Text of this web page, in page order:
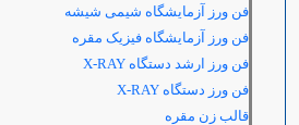
فن ورز آزمایشگاه شیمی شیشه
فن ورز آزمایشگاه فیزیک مقره
فن ورز ارشد دستگاه X-RAY
فن ورز دستگاه X-RAY
قالب زن مقره